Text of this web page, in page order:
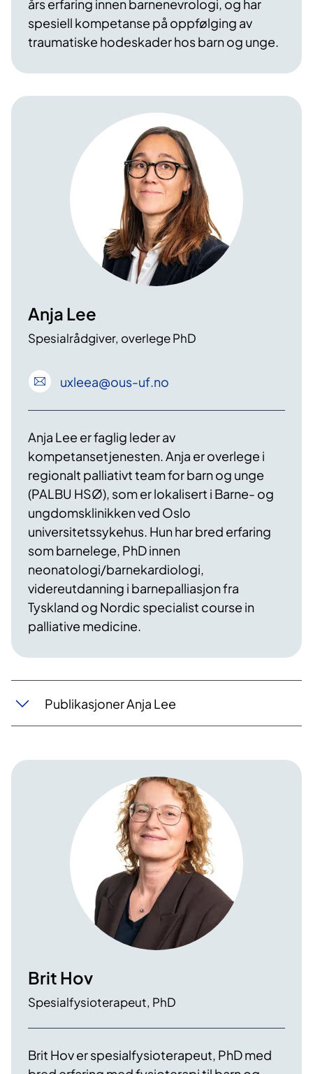
års erfaring innen barnenevrologi, og har
spesiell kompetanse på oppfølging av
traumatiske hodeskader hos barn og unge.
Anja Lee
Spesialrådgiver, overlege PhD
uxleea@ous-uf.no
Anja Lee er faglig leder av
kompetansetjenesten. Anja er overlege i
regionalt palliativt team for barn og unge
(PALBU HSØ), som er lokalisert i Barne- og
ungdomsklinikken ved Oslo
universitetssykehus. Hun har bred erfaring
som barnelege, PhD innen
neonatologi/barnekardiologi,
videreutdanning i barnepalliasjon fra
Tyskland og Nordic specialist course in
palliative medicine.
Publikasjoner Anja Lee
Brit Hov
Spesialfysioterapeut, PhD
Brit Hov er spesialfysioterapeut, PhD med